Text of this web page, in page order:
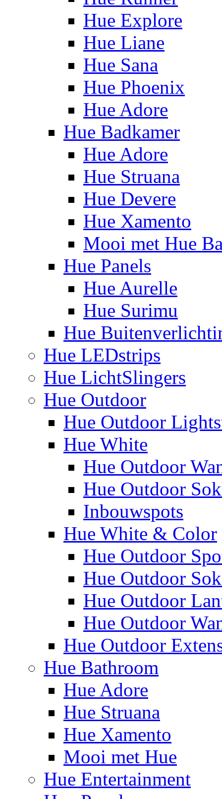
Hue Explore
Hue Liane
Hue Sana
Hue Phoenix
Hue Adore
Hue Badkamer
Hue Adore
Hue Struana
Hue Devere
Hue Xamento
Mooi met Hue
Hue Panels
Hue Aurelle
Hue Surimu
Hue
Hue LEDstrips
Hue LichtSlingers
Hue Outdoor
Hue Outdoor
Hue White
Hue Outdoor
Hue Outdoor
Inbouwspots
Hue White & Color
Hue Outdoor
Hue Outdoor
Hue Outdoor
Hue Outdoor
Hue Outdoor
Hue Bathroom
Hue Adore
Hue Struana
Hue Xamento
Mooi met Hue
Hue Entertainment